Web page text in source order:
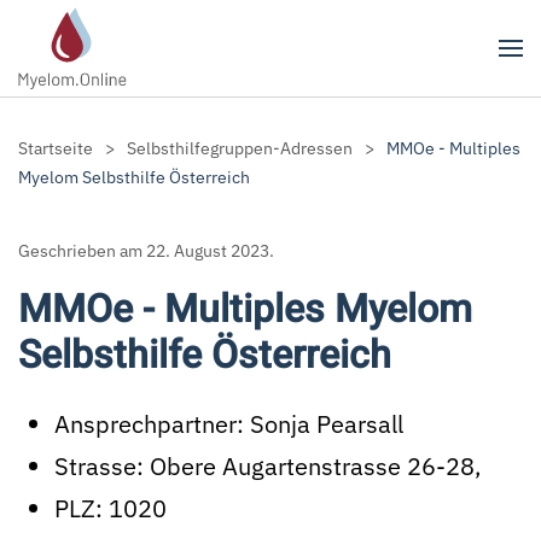
Zum Hauptinhalt springen
Startseite Selbsthilfegruppen-Adressen
MMOe - Multiples
Myelom Selbsthilfe Österreich
Geschrieben am 22. August 2023.
MMOe - Multiples Myelom
Selbsthilfe Österreich
Ansprechpartner: Sonja Pearsall
Strasse: Obere Augartenstrasse 26-28,
PLZ: 1020